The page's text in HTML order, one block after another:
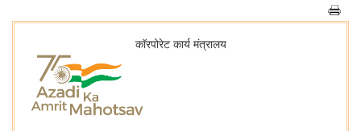
कॉरपोरेट कार्य मंत्रालय